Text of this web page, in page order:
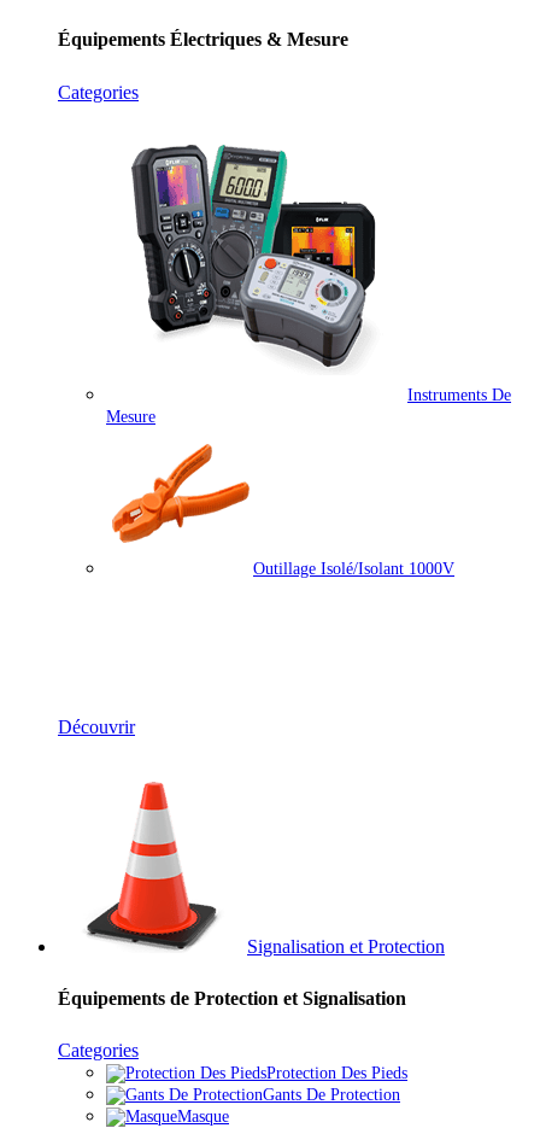
Équipements Électriques & Mesure
Categories
Instruments De
Mesure
Outillage Isolé/isolant 1000V
Découvrir
Signalisation et Protection
Équipements de Protection et Signalisation
Categories
Protection Des Pieds
Gants De Protection
Masque